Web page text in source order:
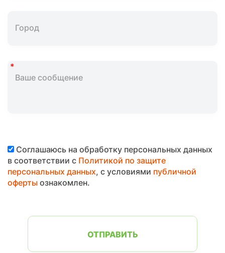
Соглашаюсь на обработку персональных данных
в соответствии с Политикой по защите
персональных данных, с условиями публичной
офертыознакомлен.
ОТПРАВИТЬ